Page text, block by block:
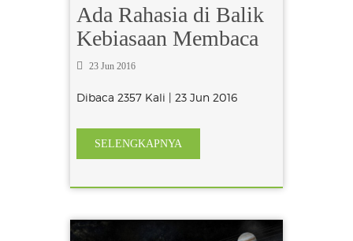
Ada Rahasia di Balik
Kebiasaan Membaca
23 Jun 2016
Dibaca 2357 Kali | 23 Jun 2016
SELENGKAPNYA